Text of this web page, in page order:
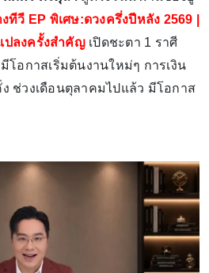
ทีวี EP พิเศษ:ดวงครึ่งปีหลัง 2569 |
ปลงครั้งสำคัญเปิดชะตา 1 ราศี
โอกาสเริ่มต้นงานใหม่ๆ การเงิน
ช่วงเดือนตุลาคมไปแล้ว มีโอกาส